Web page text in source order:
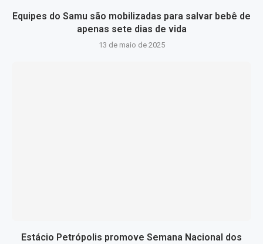
Equipes do Samu são mobilizadas para salvar bebê de
apenas sete dias de vida
13 de maio de 2025
Estácio Petrópolis promove Semana Nacional dos